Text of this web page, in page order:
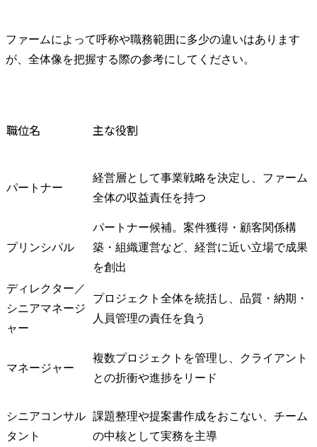
社内外の専門家との連携
により、リスク最小化と
ファームによって呼称や職務範囲に多少の違いはあります
が、全体像を把握する際の参考にしてください。
職位名 主な役割
パートナー
経営層として事業戦略を決定し、ファーム
全体の収益責任を持つ
プリンシパル
パートナー候補。案件獲得・顧客関係構
築・組織運営など、経営に近い立場で成果
を創出
ディレクター／
シニアマネージ
ャー
プロジェクト全体を統括し、品質・納期・
人員管理の責任を負う
マネージャー
複数プロジェクトを管理し、クライアント
との折衝や進捗をリード
シニアコンサル
タント
課題整理や提案書作成をおこない、チーム
の中核として実務を主導